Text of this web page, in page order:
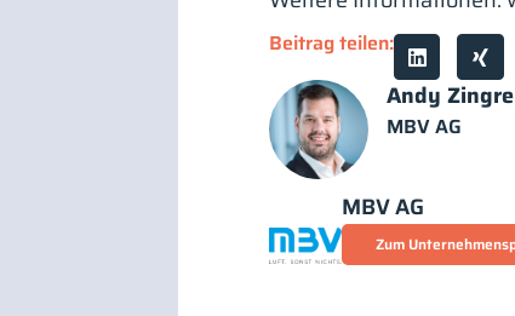
Beitrag teilen:
Andy Zingre
MBV AG
MBV AG
Zum